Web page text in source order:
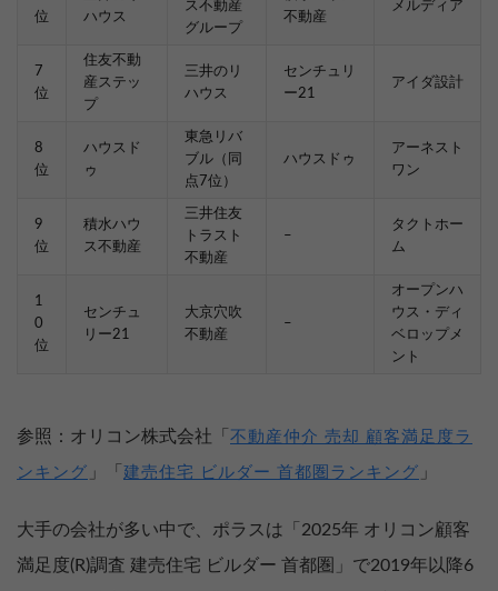
位
ハウス
ス不動産
グループ
不動産
メルディア
7
位
住友不動
産ステッ
プ
三井のリ
ハウス
センチュリ
ー21
アイダ設計
8
位
ハウスド
ゥ
東急リバ
ブル（同
点7位）
ハウスドゥ
アーネスト
ワン
9
位
積水ハウ
ス不動産
三井住友
トラスト
不動産
–
タクトホー
ム
1
0
位
センチュ
リー21
大京穴吹
不動産
–
オープンハ
ウス・ディ
ベロップメ
ント
参照：オリコン株式会社「 不動産仲介 売却 顧客満足度ラ
ンキング 」「 建売住宅 ビルダー 首都圏ランキング 」
大手の会社が多い中で、ポラスは「2025年 オリコン顧客
満足度(R)調査 建売住宅 ビルダー 首都圏」で2019年以降6